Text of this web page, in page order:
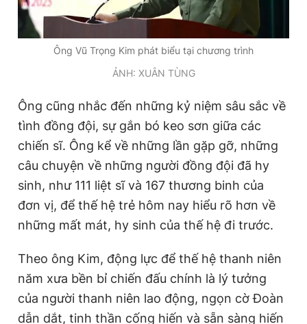
Ông Vũ Trọng Kim phát biểu tại chương trình
ẢNH: XUÂN TÙNG
Ông cũng nhắc đến những kỷ niệm sâu sắc về
tình đồng đội, sự gắn bó keo sơn giữa các
chiến sĩ. Ông kể về những lần gặp gỡ, những
câu chuyện về những người đồng đội đã hy
sinh, như 111 liệt sĩ và 167 thương binh của
đơn vị, để thế hệ trẻ hôm nay hiểu rõ hơn về
những mất mát, hy sinh của thế hệ đi trước.
Theo ông Kim, động lực để thế hệ thanh niên
năm xưa bền bỉ chiến đấu chính là lý tưởng
của người thanh niên lao động, ngọn cờ Đoàn
dẫn dắt, tinh thần cống hiến và sẵn sàng hiến